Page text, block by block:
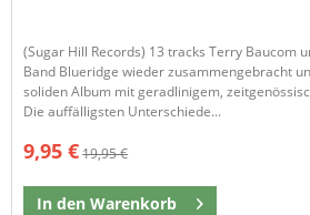
​(Sugar Hill Records) 13 tracks Terry Baucom
Band Blueridge wieder zusammengebracht
soliden Album mit geradlinigem,
Die auffälligsten Unterschiede...
9,95 €19,95 €
In den Warenkorb